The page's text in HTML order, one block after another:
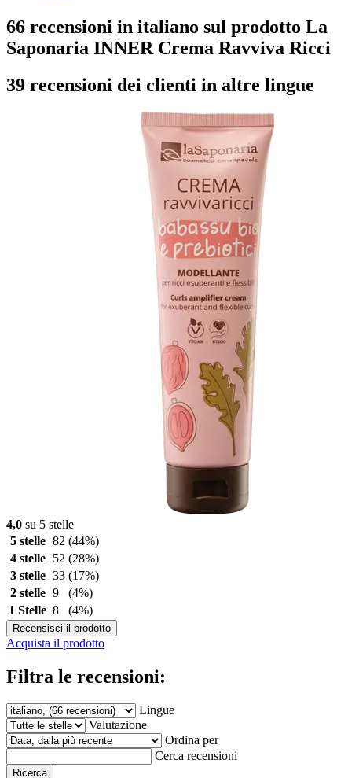
66 recensioni in italiano sul prodotto La
Saponaria INNER Crema Ravviva Ricci
39 recensioni dei clienti in altre lingue
4,0 su 5 stelle
5 stelle 82 (44%)
4 stelle
52 (28%)
3 stelle 33 (17%)
2 stelle 9
(4%)
1 Stelle 8 (4%)
Recensisci il prodotto
Acquista il prodotto
Filtra le recensioni:
Lingue
Valutazione
Ordina per
Cerca recensioni
Ricerca